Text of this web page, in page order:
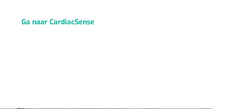
Ga naar CardiacSense